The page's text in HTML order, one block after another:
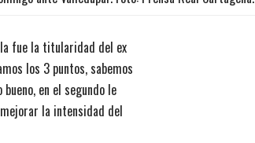
fue la titularidad del ex
los 3 puntos, sabemos
en el segundo le
la intensidad del